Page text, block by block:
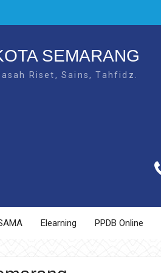
SEMARANG
Riset, Sains, Tahfidz.
Elearning PPDB Online